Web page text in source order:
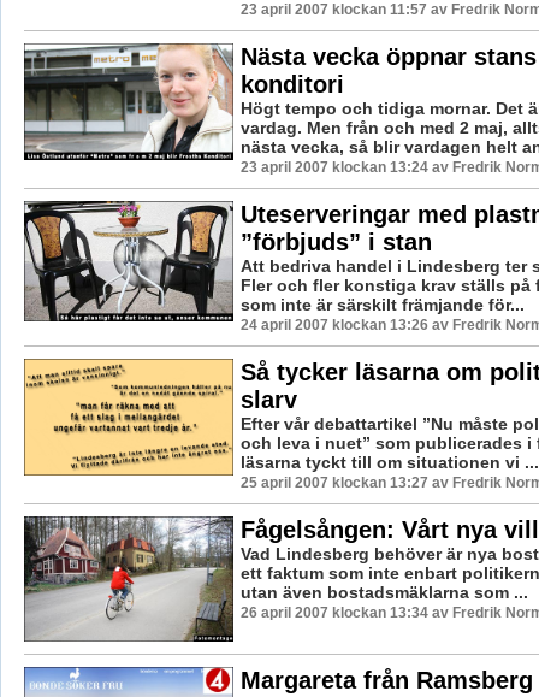
23 april 2007 klockan 11:57 av Fredrik
Nästa vecka öppnar
konditori
Högt tempo och tidiga mornar. Det
vardag. Men från och med 2 maj,
nästa vecka, så blir vardagen helt
23 april 2007 klockan 13:24 av Fredrik
Uteserveringar med
”förbjuds” i stan
Att bedriva handel i Lindesberg ter
Fler och fler konstiga krav ställs på
som inte är särskilt främjande för...
24 april 2007 klockan 13:26 av Fredrik
Så tycker läsarna om
slarv
Efter vår debattartikel ”Nu måste
och leva i nuet” som publicerades i
läsarna tyckt till om situationen vi ...
25 april 2007 klockan 13:27 av Fredrik
Fågelsången: Vårt nya
Vad Lindesberg behöver är nya
ett faktum som inte enbart
utan även bostadsmäklarna som ...
26 april 2007 klockan 13:34 av Fredrik
Margareta från